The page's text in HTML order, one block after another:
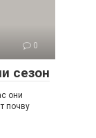
0
сезон
они
почву